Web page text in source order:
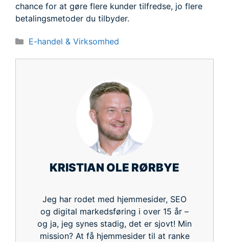
chance for at gøre flere kunder tilfredse, jo flere
betalingsmetoder du tilbyder.
Kategorier
E-handel & Virksomhed
KRISTIAN OLE RØRBYE
Jeg har rodet med hjemmesider, SEO
og digital markedsføring i over 15 år –
og ja, jeg synes stadig, det er sjovt! Min
mission? At få hjemmesider til at ranke